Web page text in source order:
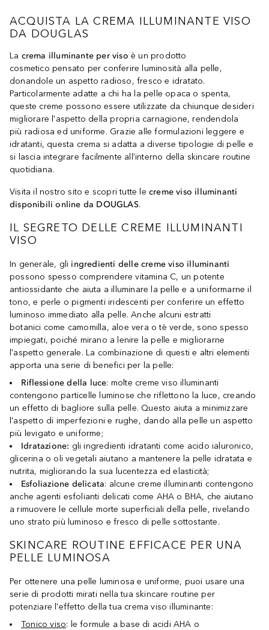
ACQUISTA LA CREMA ILLUMINANTE VISO
DA DOUGLAS
La crema illuminante per viso è un prodotto
cosmetico pensato per conferire luminosità alla pelle,
donandole un aspetto radioso, fresco e idratato.
Particolarmente adatte a chi ha la pelle opaca o spenta,
queste creme possono essere utilizzate da chiunque desideri
migliorare l'aspetto della propria carnagione, rendendola
più radiosa ed uniforme. Grazie alle formulazioni leggere e
idratanti, questa crema si adatta a diverse tipologie di pelle e
si lascia integrare facilmente all'interno della skincare routine
quotidiana.
Visita il nostro sito e scopri tutte le creme viso illuminanti
disponibili online da DOUGLAS.
IL SEGRETO DELLE CREME ILLUMINANTI
VISO
In generale, gli ingredienti delle creme viso illuminanti
possono spesso comprendere vitamina C, un potente
antiossidante che aiuta a illuminare la pelle e a uniformarne il
tono, e perle o pigmenti iridescenti per conferire un effetto
luminoso immediato alla pelle. Anche alcuni estratti
botanici come camomilla, aloe vera o tè verde, sono spesso
impiegati, poiché mirano a lenire la pelle e migliorarne
l'aspetto generale. La combinazione di questi e altri elementi
apporta una serie di benefici per la pelle:
Riflessione della luce: molte creme viso illuminanti
contengono particelle luminose che riflettono la luce, creando
un effetto di bagliore sulla pelle. Questo aiuta a minimizzare
l'aspetto di imperfezioni e rughe, dando alla pelle un aspetto
più levigato e uniforme;
Idratazione: gli ingredienti idratanti come acido ialuronico,
glicerina o oli vegetali aiutano a mantenere la pelle idratata e
nutrita, migliorando la sua lucentezza ed elasticità;
Esfoliazione delicata: alcune creme illuminanti contengono
anche agenti esfolianti delicati come AHA o BHA, che aiutano
a rimuovere le cellule morte superficiali della pelle, rivelando
uno strato più luminoso e fresco di pelle sottostante.
SKINCARE ROUTINE EFFICACE PER UNA
PELLE LUMINOSA
Per ottenere una pelle luminosa e uniforme, puoi usare una
serie di prodotti mirati nella tua skincare routine per
potenziare l'effetto della tua crema viso illuminante:
Tonico viso: le formule a base di acidi AHA o